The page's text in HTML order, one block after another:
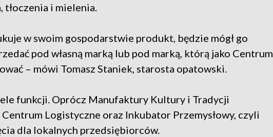
tłoczenia i mielenia.
w swoim gospodarstwie produkt, będzie mógł go
pod własną marką lub pod marką, którą jako Centrum
– mówi Tomasz Staniek, starosta opatowski.
funkcji. Oprócz Manufaktury Kultury i Tradycji
Logistyczne oraz Inkubator Przemysłowy, czyli
dla lokalnych przedsiębiorców.